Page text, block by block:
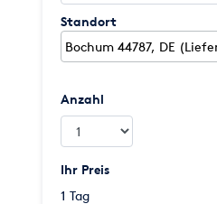
Standort
Anzahl
Ihr Preis
1 Tag